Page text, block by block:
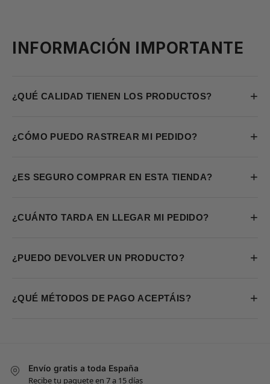
INFORMACIÓN IMPORTANTE
¿QUÉ CALIDAD TIENEN LOS PRODUCTOS? +
¿CÓMO PUEDO RASTREAR MI PEDIDO? +
¿ES SEGURO COMPRAR EN ESTA TIENDA? +
¿CUÁNTO TARDA EN LLEGAR MI PEDIDO? +
¿PUEDO DEVOLVER UN PRODUCTO? +
¿QUÉ MÉTODOS DE PAGO ACEPTÁIS? +
Envío gratis a toda España
Recibe tu paquete en 7 a 15 días